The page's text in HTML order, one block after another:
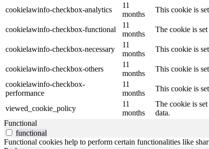
cookielawinfo-checkbox-analytics
11
months
This cookie is
cookielawinfo-checkbox-functional
11
months
The cookie is
cookielawinfo-checkbox-necessary
11
months
This cookie is
cookielawinfo-checkbox-others
11
months
This cookie is
cookielawinfo-checkbox-
performance
11
months
This cookie is
viewed_cookie_policy
11
months
The cookie is
data.
Functional
functional
Functional cookies help to perform certain functionalities like